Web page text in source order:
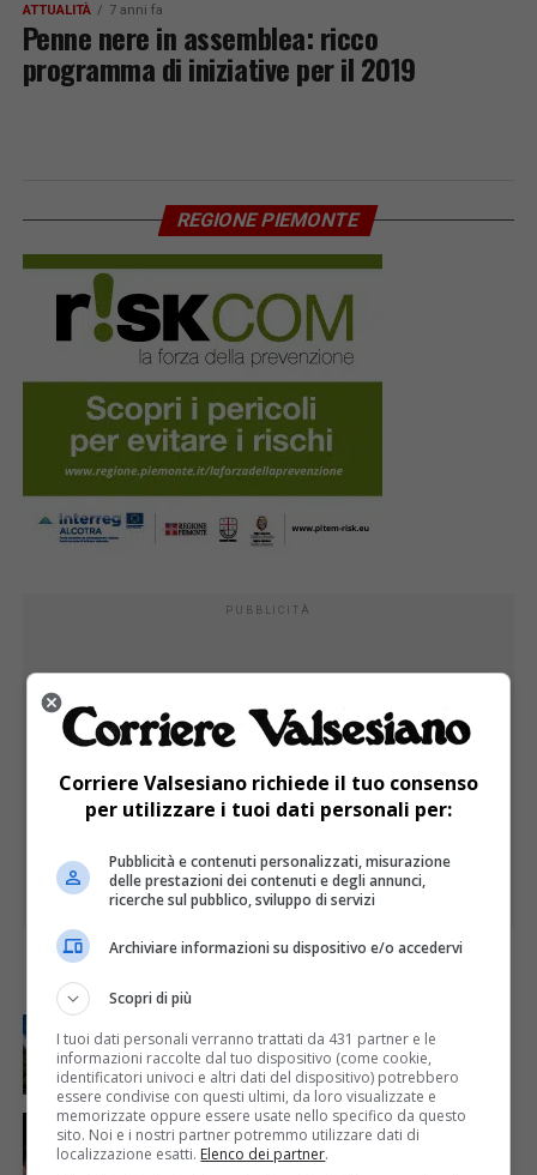
ATTUALITÀ 7 anni fa
Penne nere in assemblea: ricco
programma di iniziative per il 2019
REGIONE PIEMONTE
PUBBLICITÀ
Attivato il servizio di Guardia medica turistica ad
Alagna
ATTUALITÀ 4 giorni fa
Sabato 8 agosto in piazza a Varallo Gran Galà Lirico
Corriere Valsesiano richiede il tuo consenso
per utilizzare i tuoi dati personali per:
Pubblicità e contenuti personalizzati, misurazione
delle prestazioni dei contenuti e degli annunci,
ricerche sul pubblico, sviluppo di servizi
Archiviare informazioni su dispositivo e/o accedervi
Scopri di più
I tuoi dati personali verranno trattati da 431 partner e le
informazioni raccolte dal tuo dispositivo (come cookie,
identificatori univoci e altri dati del dispositivo) potrebbero
essere condivise con questi ultimi, da loro visualizzate e
memorizzate oppure essere usate nello specifico da questo
sito. Noi e i nostri partner potremmo utilizzare dati di
localizzazione esatti. Elenco dei partner.